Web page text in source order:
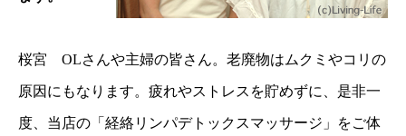
桜宮 OLさんや主婦の皆さん。老廃物はムクミやコリの
原因にもなります。疲れやストレスを貯めずに、是非一
度、当店の「経絡リンパデトックスマッサージ」をご体